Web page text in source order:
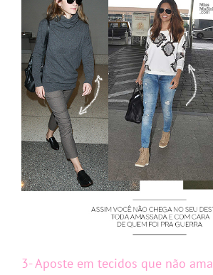
3- Aposte em tecidos que não